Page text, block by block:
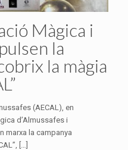
Màgica i
la
la màgia
(AECAL), en
d’Almussafes i
marxa la campanya